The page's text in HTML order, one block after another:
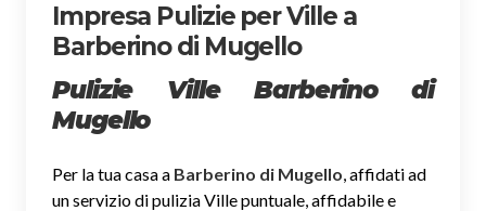
Impresa Pulizie per Ville a
Barberino di Mugello
Pulizie Ville Barberino di
Mugello
Per la tua casa a Barberino di Mugello, affidati ad
un servizio di pulizia Ville puntuale, affidabile e